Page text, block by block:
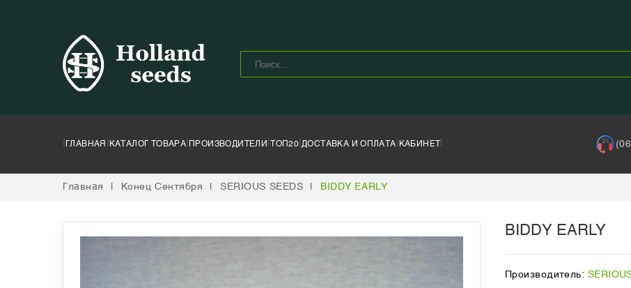
ГЛАВНАЯ КАТАЛОГ ТОВАРА ПРОИЗВОДИТЕЛИ | ТОП20 |ДОСТАВКА И ОПЛАТА КАБИНЕТ |
Главная Конец Сентября SERIOUS SEEDS BIDDY EARLY
BIDDY EARLY
Производитель: